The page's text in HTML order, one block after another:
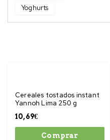
Yoghurts
Cereales tostados instant
Yannoh Lima 250 g
10,69€
Comprar